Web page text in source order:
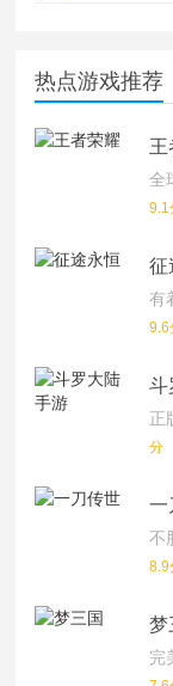
热点游戏推荐
王
全
9.1
征
有
9.6
斗
正
分
一
不
8.9
梦
完